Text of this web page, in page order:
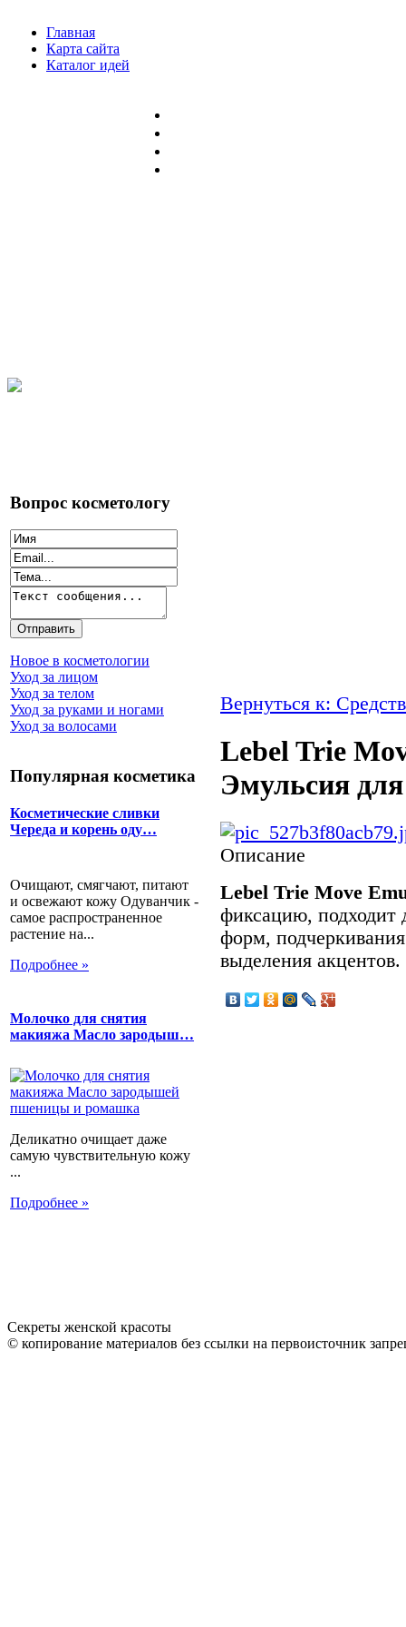
Главная
Карта сайта
Каталог идей
Вопрос косметологу
Новое в косметологии
Уход за лицом
Уход за телом
Уход за руками и ногами
Уход за волосами
Популярная косметика
Косметические сливки
Череда и корень оду…
Очищают, смягчают, питают
и освежают кожу Одуванчик -
самое распространенное
растение на...
Подробнее »
Молочко для снятия
макияжа Масло зародыш…
Деликатно очищает даже
самую чувствительную кожу
...
Подробнее »
Вернуться к:
Lebel Trie
Эмульсия
Описание
Lebel Trie Move
фиксацию, подходит
форм,
выделения акцентов.
Секреты женской красоты
© копирование материалов без ссылки на первоисточник